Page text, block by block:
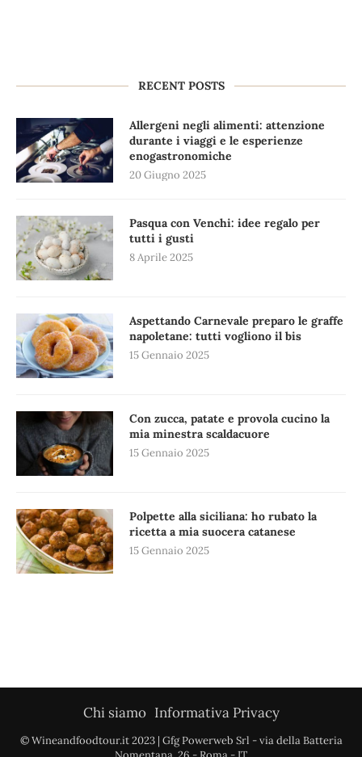
RECENT POSTS
Allergeni negli alimenti: attenzione
durante i viaggi e le esperienze
enogastronomiche
20 Giugno 2025
Pasqua con Venchi: idee regalo per
tutti i gusti
8 Aprile 2025
Aspettando Carnevale preparo le graffe
napoletane: tutti vogliono il bis
15 Gennaio 2025
Con zucca, patate e provola cucino la
mia minestra scaldacuore
15 Gennaio 2025
Polpette alla siciliana: ho rubato la
ricetta a mia suocera catanese
15 Gennaio 2025
Chi siamo Informativa Privacy
© Wineandfoodtour.it 2023 | Gfg Powerweb Srl - via della Batteria